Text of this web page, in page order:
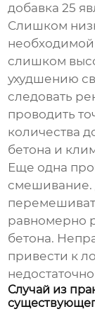
добавка 25
Слишком
слишком
ухудшению
следовать
проводить
количества
бетона и
Еще одна
смешивание.
равномерно
бетона.
привести к
Случай из